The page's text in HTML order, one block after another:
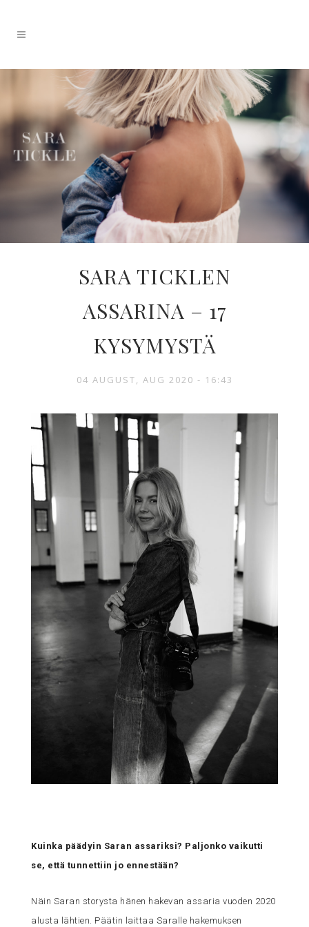
SARA TICKLEN
ASSARINA – 17
KYSYMYSTÄ
04 AUGUST, AUG 2020 - 16:43
Kuinka päädyin Saran assariksi? Paljonko vaikutti
se, että tunnettiin jo ennestään?
Näin Saran storysta hänen hakevan assaria vuoden 2020
alusta lähtien. Päätin laittaa Saralle hakemuksen